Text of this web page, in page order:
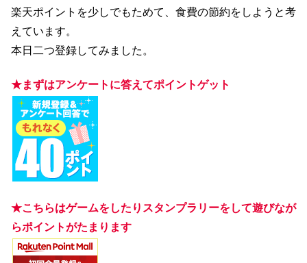
楽天ポイントを少しでもためて、食費の節約をしようと考
えています。
本日二つ登録してみました。
★まずはアンケートに答えてポイントゲット
★こちらはゲームをしたりスタンプラリーをして遊びなが
らポイントがたまります